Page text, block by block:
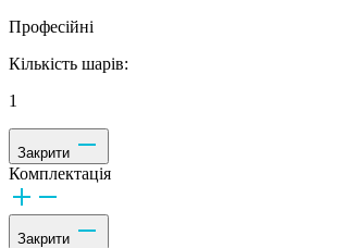
Професійні
Кількість шарів:
1
Закрити
Комплектація
Закрити